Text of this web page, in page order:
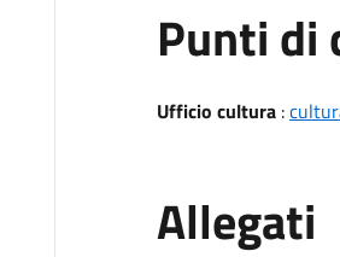
Punti di
Ufficio cultura:
Allegati